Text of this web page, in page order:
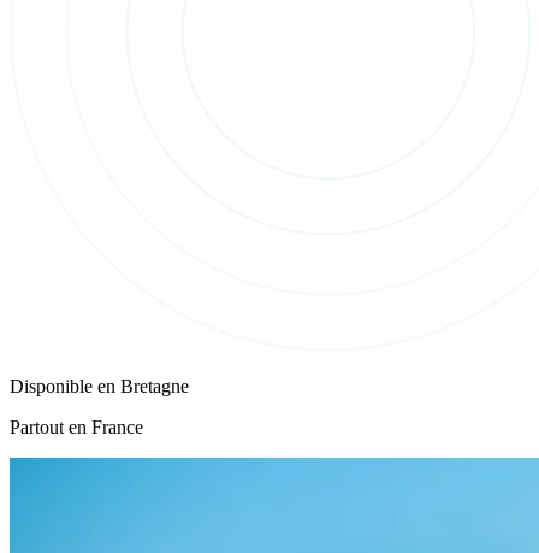
Disponible en Bretagne
Partout en France